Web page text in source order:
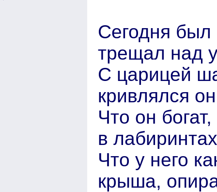
Сегодня
трещал над
С царицей
кривлялся
Что он
в
Что у него
крыша,